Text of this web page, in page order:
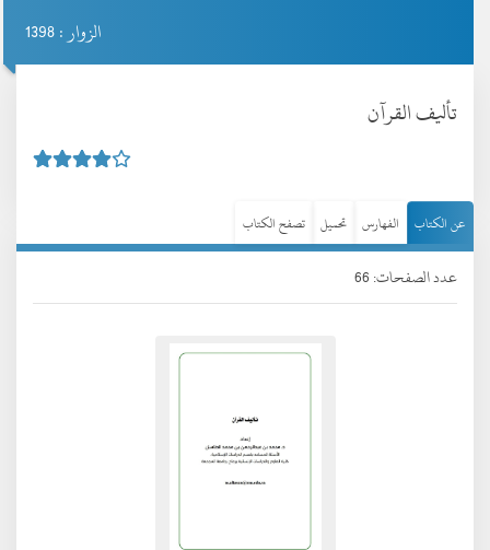
الزوار : 1398
تأليف القرآن
عن الكتاب الفهارس تحميل تصفح الكتاب
عدد الصفحات: 66